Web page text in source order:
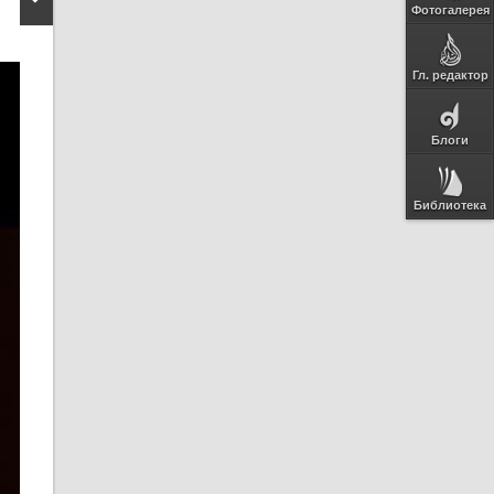
Фотогалерея
Гл. редактор
Блоги
Библиотека